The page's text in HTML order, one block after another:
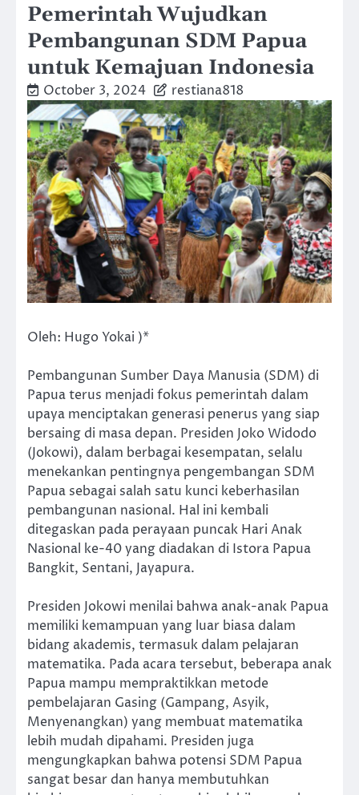
Pemerintah Wujudkan
Pembangunan SDM Papua
untuk Kemajuan Indonesia
October 3, 2024 restiana818
Oleh: Hugo Yokai )*
Pembangunan Sumber Daya Manusia (SDM) di
Papua terus menjadi fokus pemerintah dalam
upaya menciptakan generasi penerus yang siap
bersaing di masa depan. Presiden Joko Widodo
(Jokowi), dalam berbagai kesempatan, selalu
menekankan pentingnya pengembangan SDM
Papua sebagai salah satu kunci keberhasilan
pembangunan nasional. Hal ini kembali
ditegaskan pada perayaan puncak Hari Anak
Nasional ke-40 yang diadakan di Istora Papua
Bangkit, Sentani, Jayapura.
Presiden Jokowi menilai bahwa anak-anak Papua
memiliki kemampuan yang luar biasa dalam
bidang akademis, termasuk dalam pelajaran
matematika. Pada acara tersebut, beberapa anak
Papua mampu mempraktikkan metode
pembelajaran Gasing (Gampang, Asyik,
Menyenangkan) yang membuat matematika
lebih mudah dipahami. Presiden juga
mengungkapkan bahwa potensi SDM Papua
sangat besar dan hanya membutuhkan